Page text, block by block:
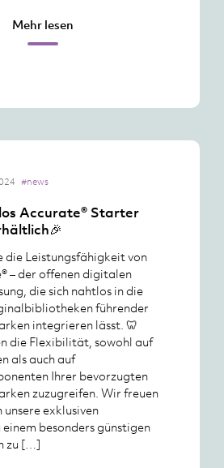
Mehr lesen
#news
Accurate® Starter
die Leistungsfähigkeit von
– der offenen digitalen
die sich nahtlos in die
führender
integrieren lässt. 🦷
die Flexibilität, sowohl auf
als auch auf
Ihrer bevorzugten
zuzugreifen. Wir freuen
unsere exklusiven
besonders günstigen
zu […]